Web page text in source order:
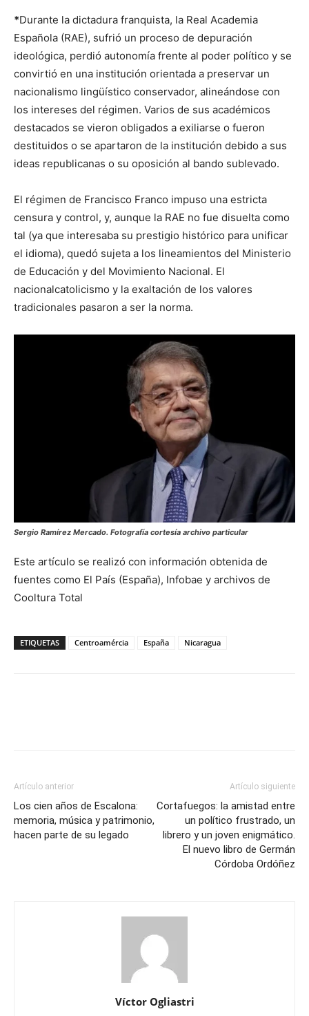
*Durante la dictadura franquista, la Real Academia
Española (RAE), sufrió un proceso de depuración
ideológica, perdió autonomía frente al poder político y se
convirtió en una institución orientada a preservar un
nacionalismo lingüístico conservador, alineándose con
los intereses del régimen. Varios de sus académicos
destacados se vieron obligados a exiliarse o fueron
destituidos o se apartaron de la institución debido a sus
ideas republicanas o su oposición al bando sublevado.
El régimen de Francisco Franco impuso una estricta
censura y control, y, aunque la RAE no fue disuelta como
tal (ya que interesaba su prestigio histórico para unificar
el idioma), quedó sujeta a los lineamientos del Ministerio
de Educación y del Movimiento Nacional. El
nacionalcatolicismo y la exaltación de los valores
tradicionales pasaron a ser la norma.
Sergio Ramírez Mercado. Fotografía cortesía archivo particular
Este artículo se realizó con información obtenida de
fuentes como El País (España), Infobae y archivos de
Cooltura Total
ETIQUETAS Centroamércia España Nicaragua
Artículo anterior
Los cien años de Escalona:
memoria, música y patrimonio,
hacen parte de su legado
Artículo siguiente
Cortafuegos: la amistad entre
un político frustrado, un
librero y un joven enigmático.
El nuevo libro de Germán
Córdoba Ordóñez
Víctor Ogliastri